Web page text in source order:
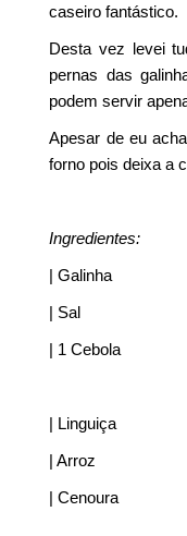
caseiro fantástico.
Desta vez levei
pernas das
podem servir
Apesar de eu
forno pois deixa a
Ingredientes:
| Galinha
| Sal
| 1 Cebola
| Linguiça
| Arroz
| Cenoura